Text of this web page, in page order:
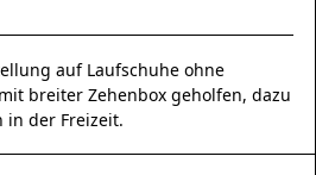
auf Laufschuhe ohne
breiter Zehenbox geholfen, dazu
in der Freizeit.